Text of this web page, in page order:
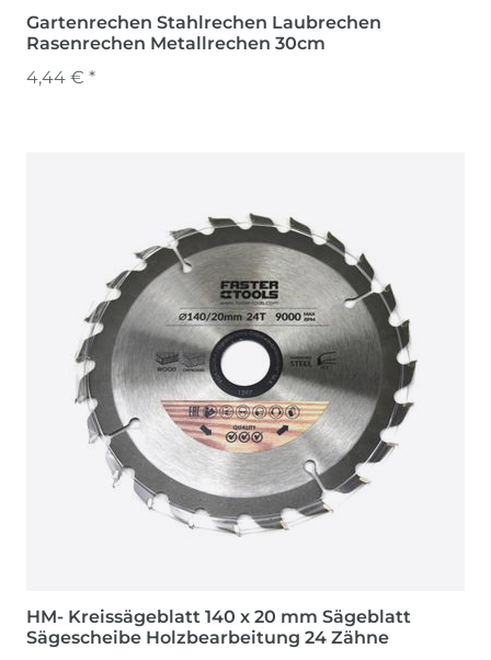
Gartenrechen Stahlrechen Laubrechen
Rasenrechen Metallrechen 30cm
4,44 € *
HM- Kreissägeblatt 140 x 20 mm Sägeblatt
Sägescheibe Holzbearbeitung 24 Zähne